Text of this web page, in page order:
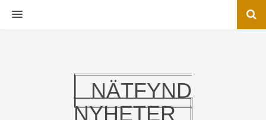
MENU
NÄTFYND
NYHETER